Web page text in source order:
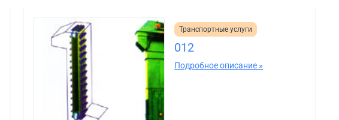
Транспортные услуги
012
Подробное описание »